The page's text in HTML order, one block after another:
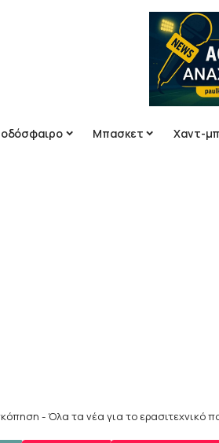
Μπασκετ Χαντ-
- Όλα τα νέα για το ερασιτεχνικό